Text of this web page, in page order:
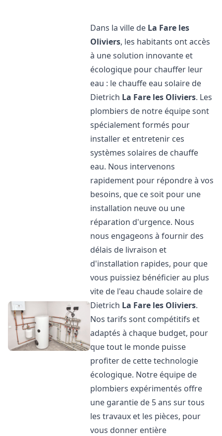
Dans la ville de La Fare les
Oliviers, les habitants ont accès
à une solution innovante et
écologique pour chauffer leur
eau : le chauffe eau solaire de
Dietrich La Fare les Oliviers. Les
plombiers de notre équipe sont
spécialement formés pour
installer et entretenir ces
systèmes solaires de chauffe
eau. Nous intervenons
rapidement pour répondre à vos
besoins, que ce soit pour une
installation neuve ou une
réparation d'urgence. Nous
nous engageons à fournir des
délais de livraison et
d'installation rapides, pour que
vous puissiez bénéficier au plus
vite de l'eau chaude solaire de
Dietrich La Fare les Oliviers.
Nos tarifs sont compétitifs et
adaptés à chaque budget, pour
que tout le monde puisse
profiter de cette technologie
écologique. Notre équipe de
plombiers expérimentés offre
une garantie de 5 ans sur tous
les travaux et les pièces, pour
vous donner entière